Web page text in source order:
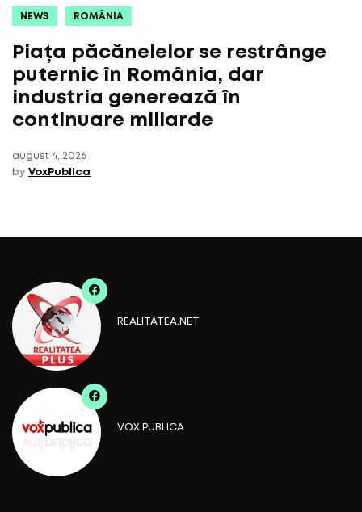
NEWS ROMÂNIA
Piața păcănelelor se restrânge
puternic în România, dar
industria generează în
continuare miliarde
august 4, 2026
by VoxPublica
REALITATEA.NET
VOX PUBLICA